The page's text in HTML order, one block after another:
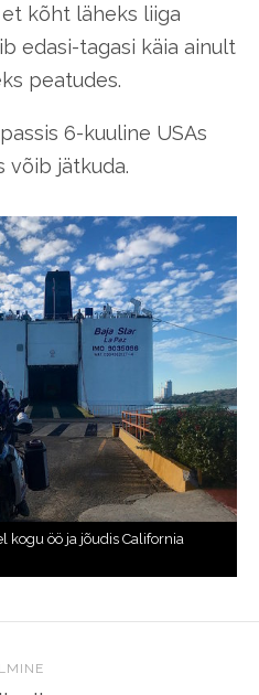
kõht läheks liiga
edasi-tagasi käia ainult
peatudes.
6-kuuline USAs
võib jätkuda.